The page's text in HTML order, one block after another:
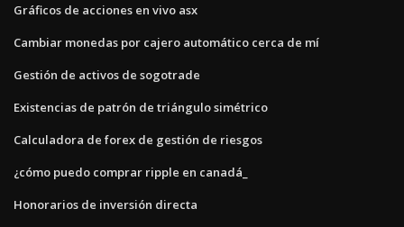
Gráficos de acciones en vivo asx
Cambiar monedas por cajero automático cerca de mí
Gestión de activos de sogotrade
Existencias de patrón de triángulo simétrico
Calculadora de forex de gestión de riesgos
¿cómo puedo comprar ripple en canadá_
Honorarios de inversión directa